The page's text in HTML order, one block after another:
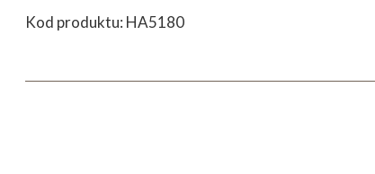
Kod produktu: HA5180